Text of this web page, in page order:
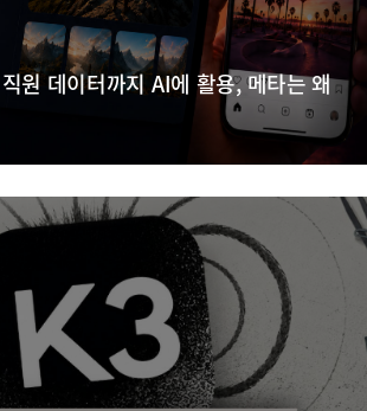
원 데이터까지 AI에 활용, 메타는 왜